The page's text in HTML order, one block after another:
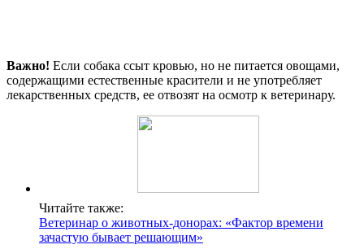
Важно! Если собака ссыт кровью, но не питается овощами,
содержащими естественные красители и не употребляет
лекарственных средств, ее отвозят на осмотр к ветеринару.
Читайте также:
Ветеринар о животных-донорах: «Фактор времени
зачастую бывает решающим»